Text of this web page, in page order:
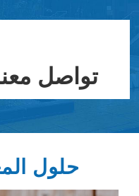
تواصل
حلول